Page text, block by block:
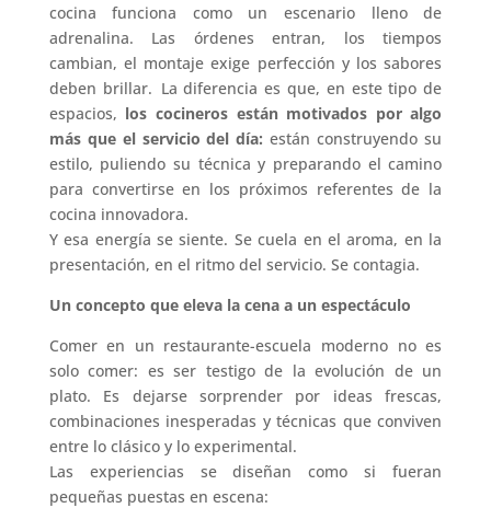
cocina funciona como un escenario lleno de
adrenalina. Las órdenes entran, los tiempos
cambian, el montaje exige perfección y los sabores
deben brillar. La diferencia es que, en este tipo de
espacios, los cocineros están motivados por algo
más que el servicio del día: están construyendo su
estilo, puliendo su técnica y preparando el camino
para convertirse en los próximos referentes de la
cocina innovadora.
Y esa energía se siente. Se cuela en el aroma, en la
presentación, en el ritmo del servicio. Se contagia.
Un concepto que eleva la cena a un espectáculo
Comer en un restaurante-escuela moderno no es
solo comer: es ser testigo de la evolución de un
plato. Es dejarse sorprender por ideas frescas,
combinaciones inesperadas y técnicas que conviven
entre lo clásico y lo experimental.
Las experiencias se diseñan como si fueran
pequeñas puestas en escena: